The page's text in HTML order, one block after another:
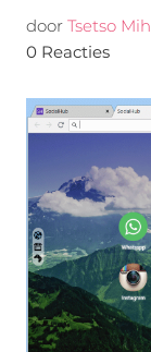
door Tsetso
0 Reacties